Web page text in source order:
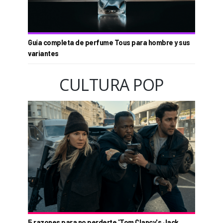
Guía completa de perfume Tous para hombre y sus
variantes
CULTURA POP